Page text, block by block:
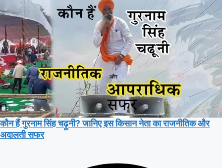
कौन हैं गुरनाम सिंह चढ़ूनी? जानिए इस किसान नेता का राजनीतिक और
अदालती सफर